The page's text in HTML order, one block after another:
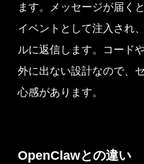
ます。メッセージが届く
イベントとして注入され
ルに返信します。コード
外に出ない設計なので、
心感があります。
OpenClawとの違い